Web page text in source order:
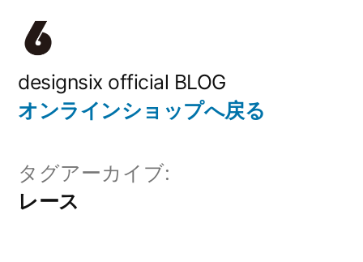
designsix official BLOG
オンラインショップへ戻る
タグアーカイブ:
レース